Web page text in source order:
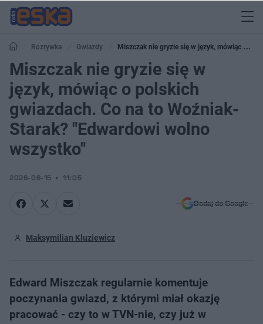
Rozrywka Gwiazdy
Miszczak nie gryzie się w język, mówiąc o
polskich gwiazdach. Co na to Woźniak-Starak? "Edwardowi wolno wszystko"
Miszczak nie gryzie się w
język, mówiąc o polskich
gwiazdach. Co na to Woźniak-
Starak? "Edwardowi wolno
wszystko"
2026-06-15 11:05
Dodaj do Google
Maksymilian Kluziewicz
Edward Miszczak regularnie komentuje
poczynania gwiazd, z którymi miał okazję
pracować - czy to w TVN-nie, czy już w